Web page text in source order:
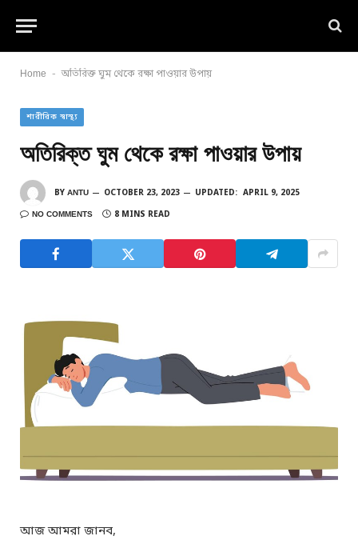
Home - অতিরিক্ত ঘুম থেকে রক্ষা পাওয়ার উপায়
শারীরিক স্বাস্থ্য
অতিরিক্ত ঘুম থেকে রক্ষা পাওয়ার উপায়
BY ANTU OCTOBER 23, 2023 UPDATED: APRIL 9, 2025
NO COMMENTS 8 MINS READ
আজ আমরা জানব,